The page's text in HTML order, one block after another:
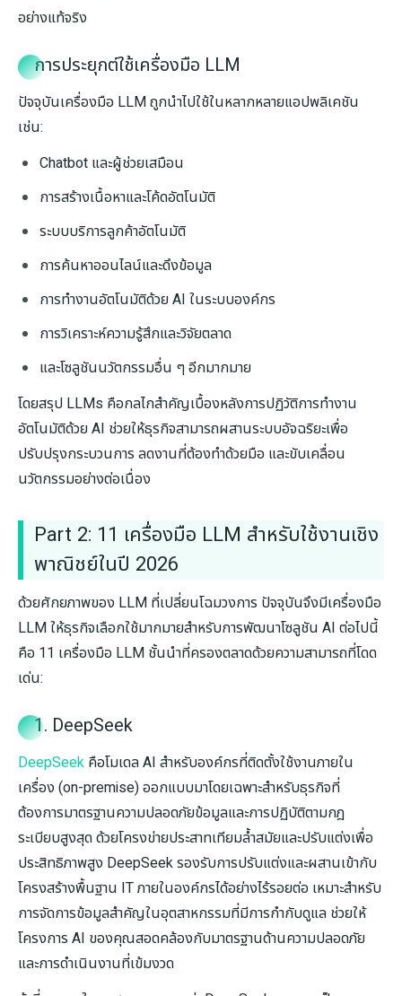
อย่างแท้จริง
การประยุกต์ใช้เครื่องมือ LLM
ปัจจุบันเครื่องมือ LLM ถูกนำไปใช้ในหลากหลายแอปพลิเคชัน
เช่น:
Chatbot และผู้ช่วยเสมือน
การสร้างเนื้อหาและโค้ดอัตโนมัติ
ระบบบริการลูกค้าอัตโนมัติ
การค้นหาออนไลน์และดึงข้อมูล
การทำงานอัตโนมัติด้วย AI ในระบบองค์กร
การวิเคราะห์ความรู้สึกและวิจัยตลาด
และโซลูชันนวัตกรรมอื่น ๆ อีกมากมาย
โดยสรุป LLMs คือกลไกสำคัญเบื้องหลังการปฏิวัติการทำงาน
อัตโนมัติด้วย AI ช่วยให้ธุรกิจสามารถผสานระบบอัจฉริยะเพื่อ
ปรับปรุงกระบวนการ ลดงานที่ต้องทำด้วยมือ และขับเคลื่อน
นวัตกรรมอย่างต่อเนื่อง
Part 2: 11 เครื่องมือ LLM สำหรับใช้งานเชิง
พาณิชย์ในปี 2026
ด้วยศักยภาพของ LLM ที่เปลี่ยนโฉมวงการ ปัจจุบันจึงมีเครื่องมือ
LLM ให้ธุรกิจเลือกใช้มากมายสำหรับการพัฒนาโซลูชัน AI ต่อไปนี้
คือ 11 เครื่องมือ LLM ชั้นนำที่ครองตลาดด้วยความสามารถที่โดด
เด่น:
1. DeepSeek
DeepSeek คือโมเดล AI สำหรับองค์กรที่ติดตั้งใช้งานภายใน
เครื่อง (on-premise) ออกแบบมาโดยเฉพาะสำหรับธุรกิจที่
ต้องการมาตรฐานความปลอดภัยข้อมูลและการปฏิบัติตามกฎ
ระเบียบสูงสุด ด้วยโครงข่ายประสาทเทียมล้ำสมัยและปรับแต่งเพื่อ
ประสิทธิภาพสูง DeepSeek รองรับการปรับแต่งและผสานเข้ากับ
โครงสร้างพื้นฐาน IT ภายในองค์กรได้อย่างไร้รอยต่อ เหมาะสำหรับ
การจัดการข้อมูลสำคัญในอุตสาหกรรมที่มีการกำกับดูแล ช่วยให้
โครงการ AI ของคุณสอดคล้องกับมาตรฐานด้านความปลอดภัย
และการดำเนินงานที่เข้มงวด